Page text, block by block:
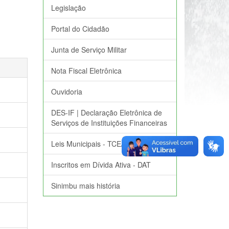
Legislação
Portal do Cidadão
Junta de Serviço Militar
Nota Fiscal Eletrônica
Ouvidoria
DES-IF | Declaração Eletrônica de
Serviços de Instituições Financeiras
Leis Municipais - TCE/RS
Inscritos em Dívida Ativa - DAT
Sinimbu mais história